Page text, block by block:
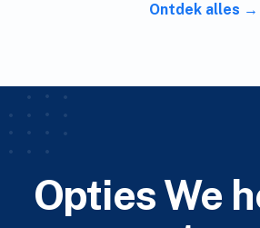
Ontdek alles
Opties We